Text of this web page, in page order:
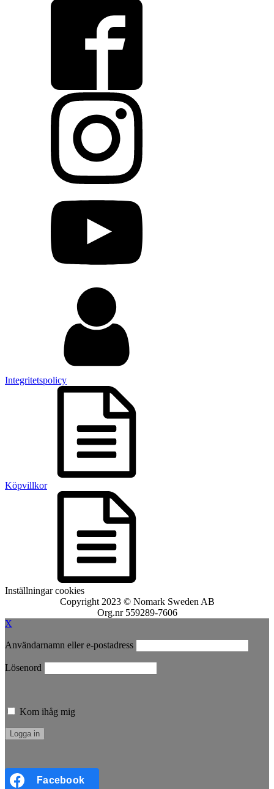
Integritetspolicy
Köpvillkor
Inställningar cookies
Copyright 2023 © Nomark Sweden AB
Org.nr 559289-7606
X
Användarnamn eller e-postadress
Lösenord
Kom ihåg mig
Facebook